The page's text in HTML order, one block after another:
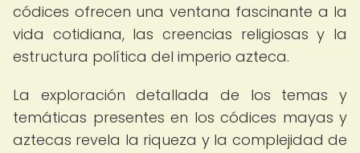
códices ofrecen una ventana fascinante a la
vida cotidiana, las creencias religiosas y la
estructura política del imperio azteca.
La exploración detallada de los temas y
temáticas presentes en los códices mayas y
aztecas revela la riqueza y la complejidad de